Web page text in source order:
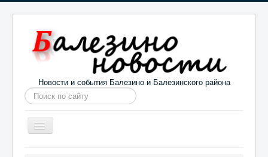
Новости и события Балезино и Балезинского района
Искать...
Toggle
Navigation